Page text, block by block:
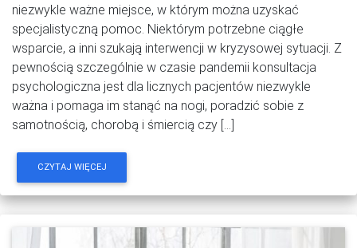
niezwykle ważne miejsce, w którym można uzyskać
specjalistyczną pomoc. Niektórym potrzebne ciągłe
wsparcie, a inni szukają interwencji w kryzysowej sytuacji. Z
pewnością szczególnie w czasie pandemii konsultacja
psychologiczna jest dla licznych pacjentów niezwykle
ważna i pomaga im stanąć na nogi, poradzić sobie z
samotnością, chorobą i śmiercią czy […]
CZYTAJ WIĘCEJ